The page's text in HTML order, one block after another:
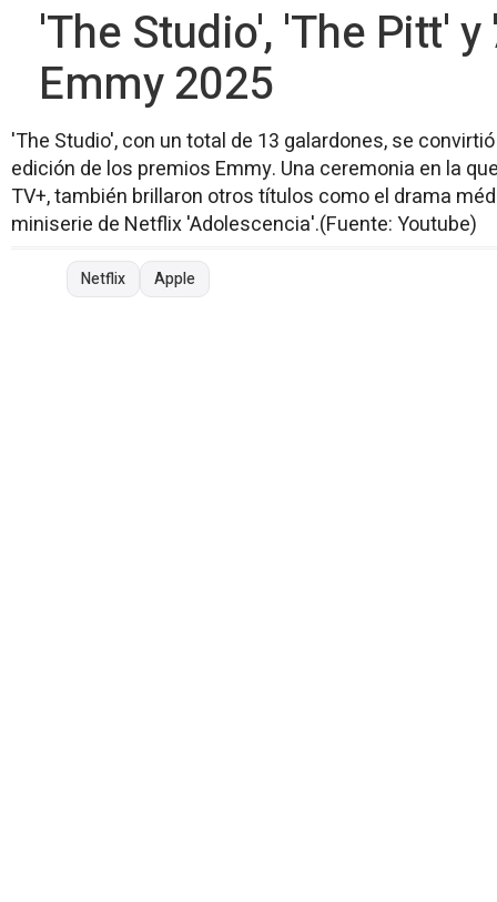
'The Studio', 'The Pitt'
Emmy 2025
'The Studio', con un total de 13 galardones, se
edición de los premios Emmy. Una ceremonia en la
TV+, también brillaron otros títulos como el drama
miniserie de Netflix 'Adolescencia'.(Fuente: Youtube)
Netflix Apple